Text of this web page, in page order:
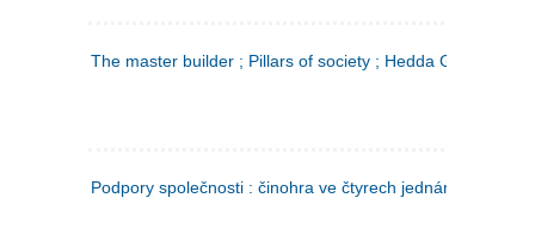
The master builder ; Pillars of society ; Hedda Gabler
Podpory společnosti : činohra ve čtyrech jednáních